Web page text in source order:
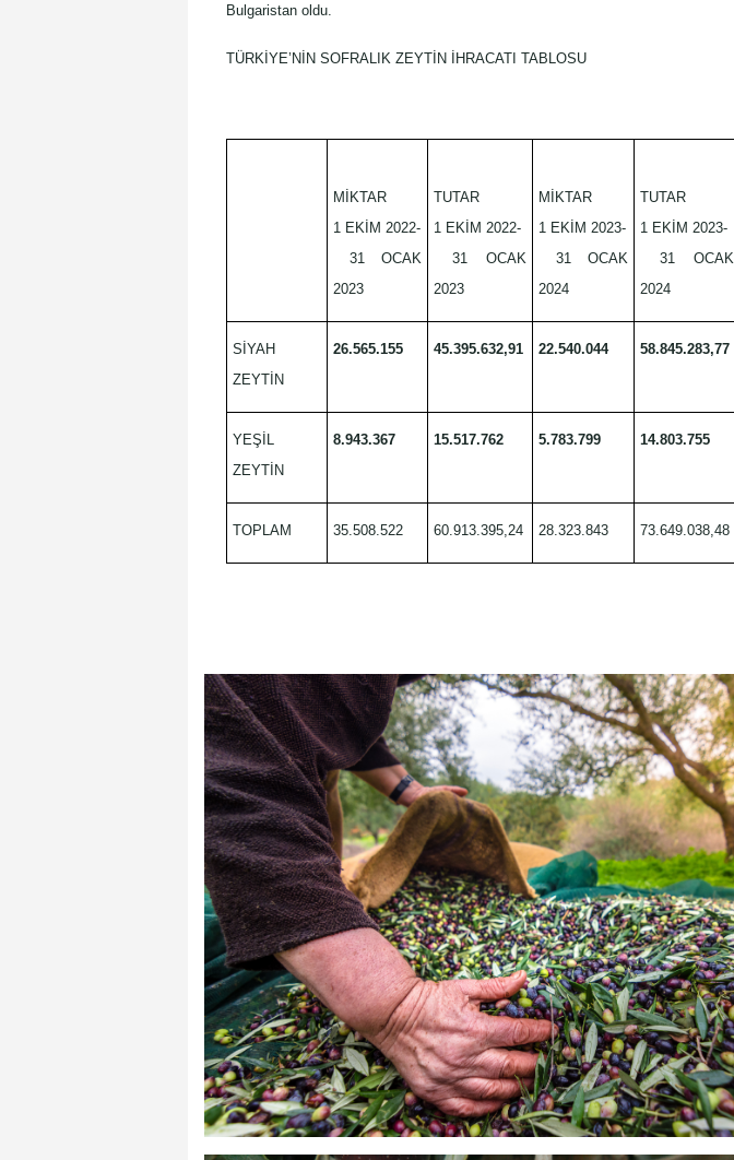
Bulgaristan oldu.
TÜRKİYE’NİN SOFRALIK ZEYTİN İHRACATI TABLOSU
MİKTAR
1 EKİM 2022-
31 OCAK
2023
TUTAR
1 EKİM 2022-
31 OCAK
2023
MİKTAR
1 EKİM 2023-
31 OCAK
2024
TUTAR
1 EKİM 2023-
31 OCAK
2024
SİYAH
ZEYTİN
26.565.155 45.395.632,91 22.540.044 58.845.283,77
YEŞİL
ZEYTİN
8.943.367 15.517.762 5.783.799 14.803.755
TOPLAM 35.508.522 60.913.395,24 28.323.843 73.649.038,48